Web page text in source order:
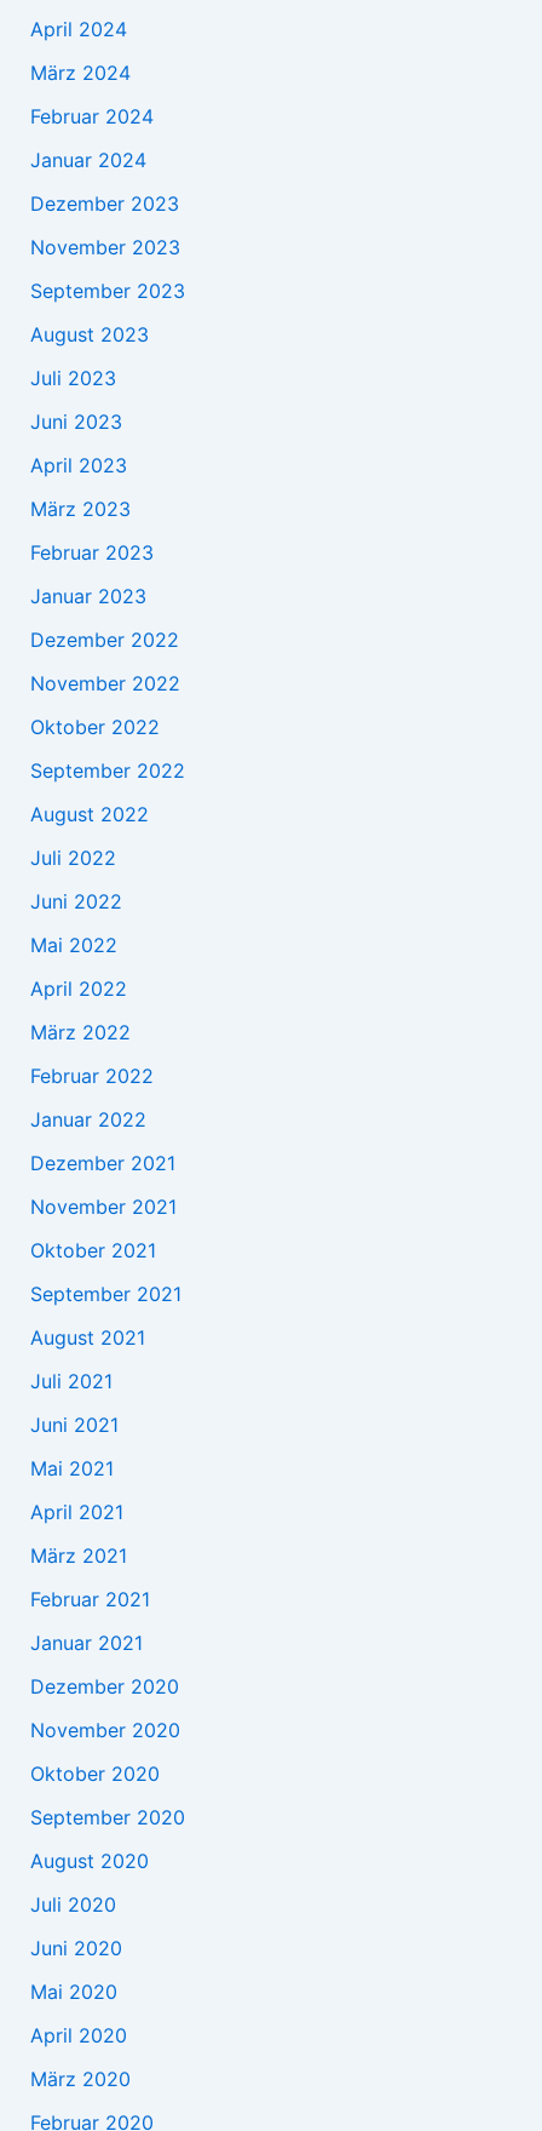
April 2024
März 2024
Februar 2024
Januar 2024
Dezember 2023
November 2023
September 2023
August 2023
Juli 2023
Juni 2023
April 2023
März 2023
Februar 2023
Januar 2023
Dezember 2022
November 2022
Oktober 2022
September 2022
August 2022
Juli 2022
Juni 2022
Mai 2022
April 2022
März 2022
Februar 2022
Januar 2022
Dezember 2021
November 2021
Oktober 2021
September 2021
August 2021
Juli 2021
Juni 2021
Mai 2021
April 2021
März 2021
Februar 2021
Januar 2021
Dezember 2020
November 2020
Oktober 2020
September 2020
August 2020
Juli 2020
Juni 2020
Mai 2020
April 2020
März 2020
Februar 2020